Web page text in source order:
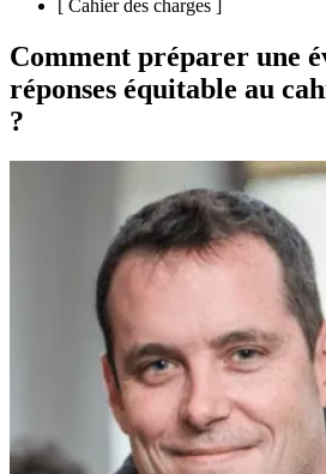
[ Cahier des charges ]
Comment préparer une
réponses équitable au
?